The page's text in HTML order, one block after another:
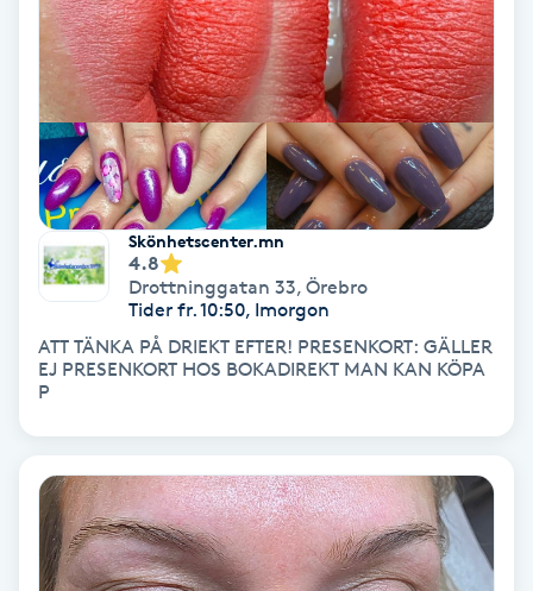
Hollywood Peel
Hot Stone Massage
Hot yoga
Hudföryngring
Huduppstramning
Hudvård
Hyperhidros
Hypnos
Skönhetscenter.mn
4.8
Drottninggatan 33, Örebro
Tider fr. 10:50, Imorgon
ATT TÄNKA PÅ DRIEKT EFTER! PRESENKORT: GÄLLER
EJ PRESENKORT HOS BOKADIREKT MAN KAN KÖPA
P